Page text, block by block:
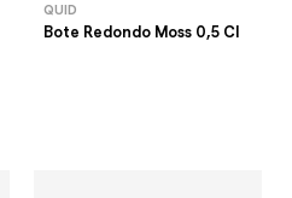
QUID
Bote Redondo Moss 0,5 Cl